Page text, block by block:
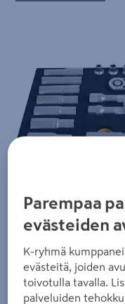
Parempaa
evästeiden
K-ryhmä
evästeitä, joiden
toivotulla tavalla.
palveluiden